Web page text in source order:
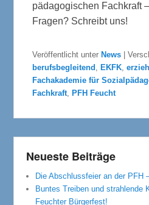
pädagogischen Fachkraft
Fragen? Schreibt uns!
Veröffentlicht unter News |
berufsbegleitend , EKFK,
Fachakademie für
Fachkraft, PFH Feucht
Neueste Beiträge
Die Abschlussfeier an der PFH
Buntes Treiben und strahlende
Feuchter Bürgerfest!